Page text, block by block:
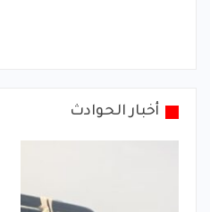
أخبار الحوادث